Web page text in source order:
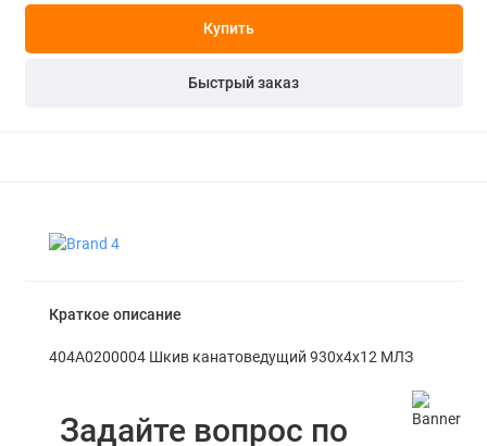
Купить
Быстрый заказ
Краткое описание
404А0200004 Шкив канатоведущий 930х4х12 МЛЗ
Задайте вопрос по